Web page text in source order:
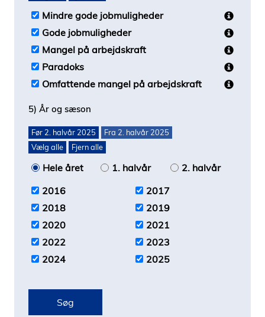
Mindre gode jobmuligheder
Gode jobmuligheder
Mangel på arbejdskraft
Paradoks
Omfattende mangel på arbejdskraft
5) År og sæson
Før 2. halvår 2025
Fra 2. halvår 2025
Vælg alle
Fjern alle
Hele året 1. halvår
2. halvår
2016
2017
2018
2019
2020
2021
2022
2023
2024
2025
Søg